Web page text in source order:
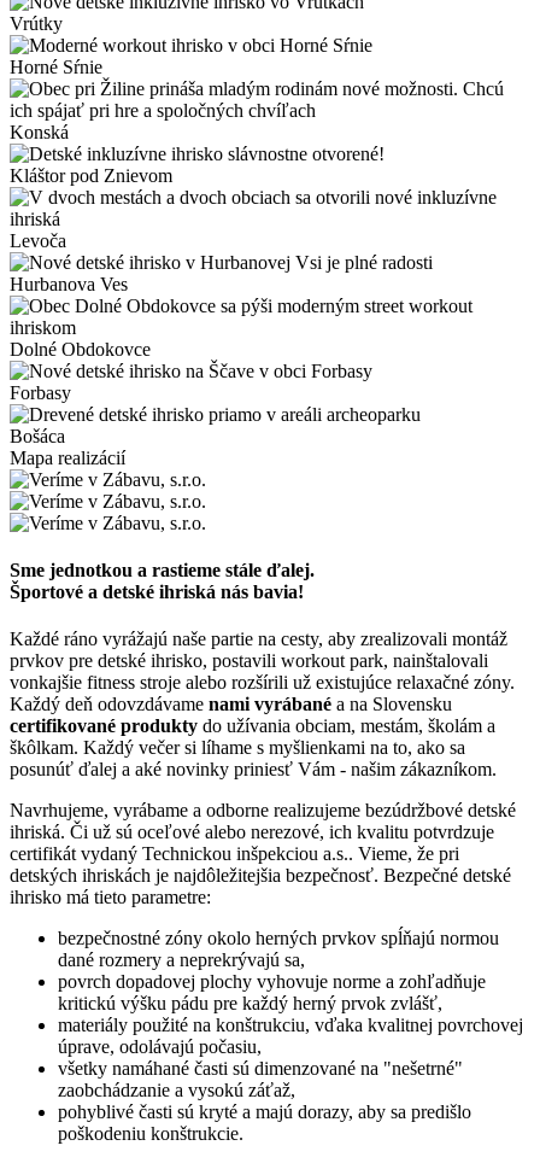
Vrútky
Horné Sŕnie
Konská
Kláštor pod Znievom
Levoča
Hurbanova Ves
Dolné Obdokovce
Forbasy
Bošáca
Mapa realizácií
Sme jednotkou a rastieme stále ďalej.
Športové a detské ihriská nás bavia!
Každé ráno vyrážajú naše partie na cesty, aby zrealizovali montáž
prvkov pre detské ihrisko, postavili workout park, nainštalovali
vonkajšie fitness stroje alebo rozšírili už existujúce relaxačné zóny.
Každý deň odovzdávame nami vyrábané a na Slovensku
certifikované produkty do užívania obciam, mestám, školám a
škôlkam. Každý večer si líhame s myšlienkami na to, ako sa
posunúť ďalej a aké novinky priniesť Vám - našim zákazníkom.
Navrhujeme, vyrábame a odborne realizujeme bezúdržbové detské
ihriská. Či už sú oceľové alebo nerezové, ich kvalitu potvrdzuje
certifikát vydaný Technickou inšpekciou a.s.. Vieme, že pri
detských ihriskách je najdôležitejšia bezpečnosť. Bezpečné detské
ihrisko má tieto parametre:
bezpečnostné zóny okolo herných prvkov spĺňajú normou
dané rozmery a neprekrývajú sa,
povrch dopadovej plochy vyhovuje norme a zohľadňuje
kritickú výšku pádu pre každý herný prvok zvlášť,
materiály použité na konštrukciu, vďaka kvalitnej povrchovej
úprave, odolávajú počasiu,
všetky namáhané časti sú dimenzované na "nešetrné"
zaobchádzanie a vysokú záťaž,
pohyblivé časti sú kryté a majú dorazy, aby sa predišlo
poškodeniu konštrukcie.